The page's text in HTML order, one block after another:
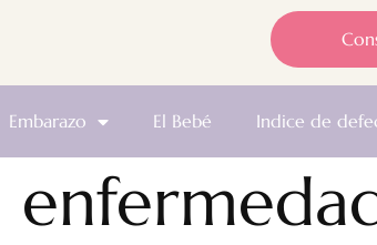
Embarazo El Bebé Indice de